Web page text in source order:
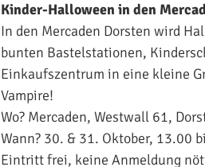
Kinder-Halloween in den
In den Mercaden Dorsten wird
bunten Bastelstationen,
Einkaufszentrum in eine kleine
Vampire!
Wo? Mercaden, Westwall 61,
Wann? 30. & 31. Oktober, 13.00
Eintritt frei, keine Anmeldung